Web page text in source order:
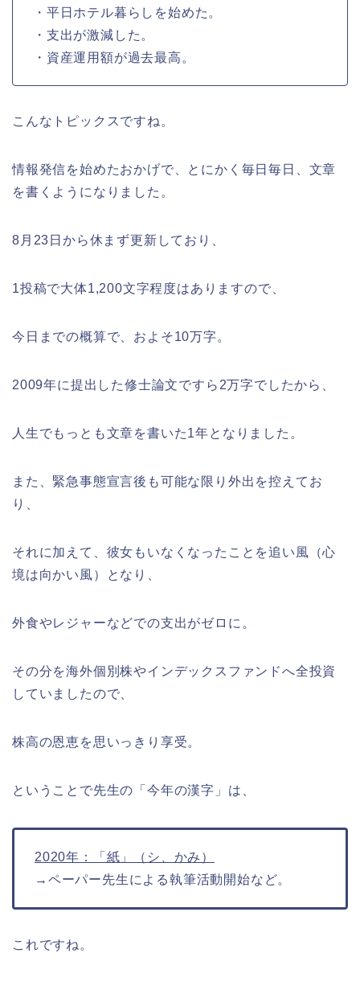
・平日ホテル暮らしを始めた。
・支出が激減した。
・資産運用額が過去最高。
こんなトピックスですね。
情報発信を始めたおかげで、とにかく毎日毎日、文章
を書くようになりました。
8月23日から休まず更新しており、
1投稿で大体1,200文字程度はありますので、
今日までの概算で、およそ10万字。
2009年に提出した修士論文ですら2万字でしたから、
人生でもっとも文章を書いた1年となりました。
また、緊急事態宣言後も可能な限り外出を控えてお
り、
それに加えて、彼女もいなくなったことを追い風（心
境は向かい風）となり、
外食やレジャーなどでの支出がゼロに。
その分を海外個別株やインデックスファンドへ全投資
していましたので、
株高の恩恵を思いっきり享受。
ということで先生の「今年の漢字」は、
2020年：「紙」（シ、かみ）
→ペーパー先生による執筆活動開始など。
これですね。